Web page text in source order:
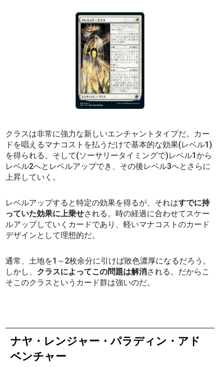
クラスは非常に強力な新しいエンチャントタイプだ。カー
ドを唱えるマナコストを払うだけで基本的な効果(レベル1)
を得られる。そして(ソーサリータイミングで)レベル1から
レベル2へとレベルアップでき、その後レベル3へとさらに
上昇していく。
レベルアップすると特定の効果を得るが、それはすでに持
っていた効果に上乗せされる。時の経過に合わせてスケー
ルアップしていくカードであり、軽いマナコストのカード
デザインとして理想的だ。
通常、土地を1～2枚余分に引けば敗色濃厚になるだろう。
しかし、 クラスによってこの問題は解消される。だからこ
そこのクラスというカード群は強いのだ。
ナヤ・レンジャー・パラディン・アド
ベンチャー